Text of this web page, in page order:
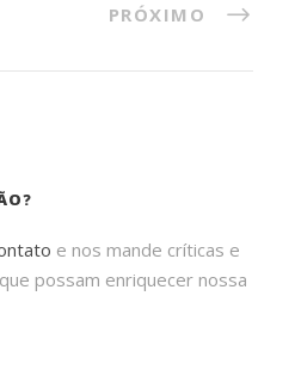
PRÓXIMO
e nos mande críticas e
possam enriquecer nossa